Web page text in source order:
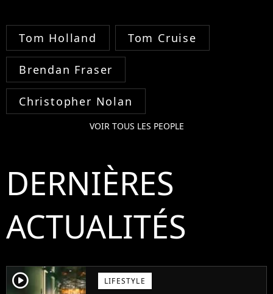
Tom Holland Tom Cruise
Brendan Fraser
Christopher Nolan
VOIR TOUS LES PEOPLE
DERNIÈRES
ACTUALITÉS
player2 LIFESTYLE